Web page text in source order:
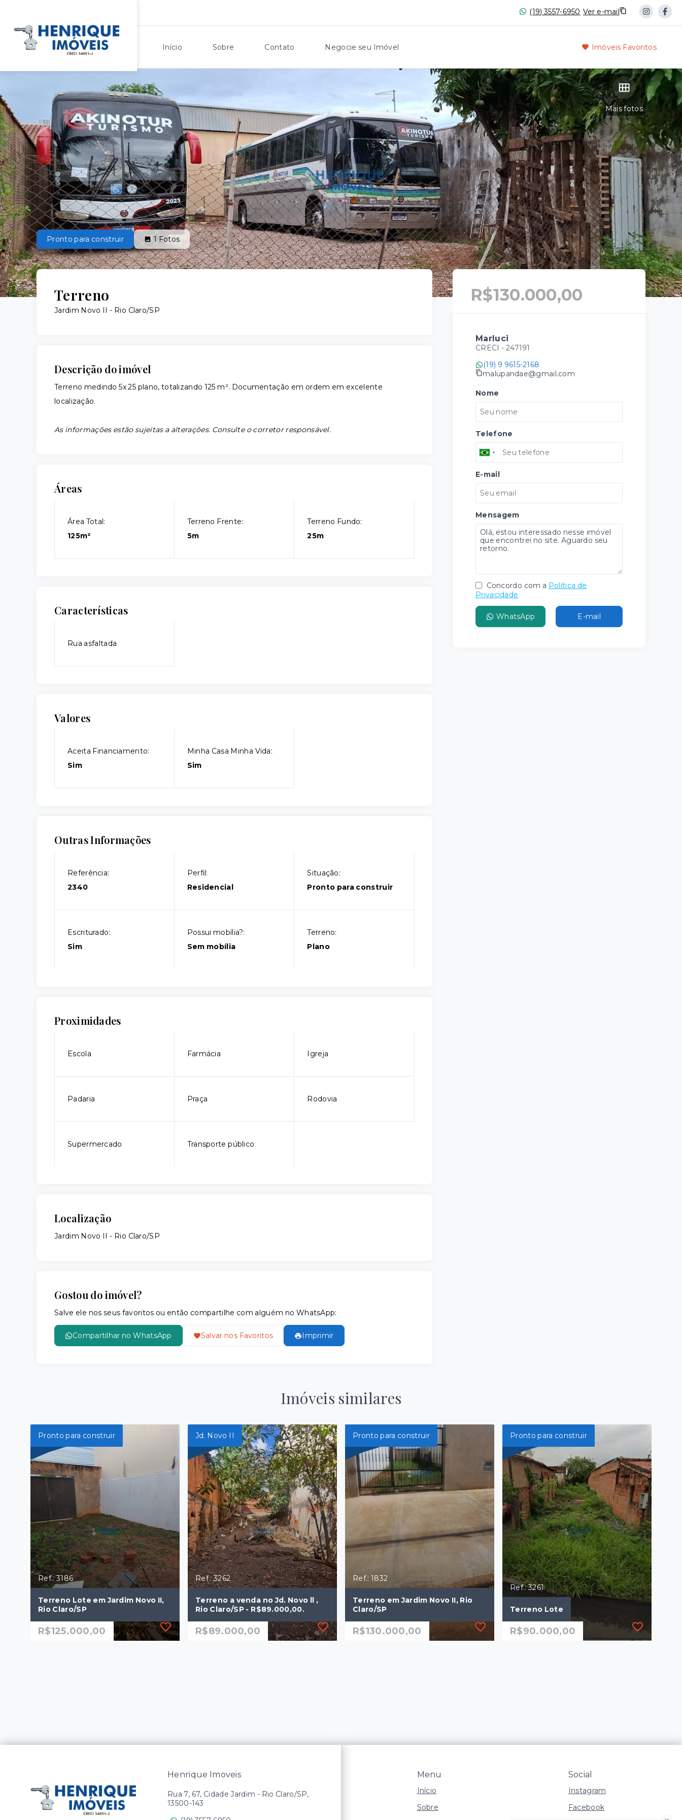
(19) 3557-6950 Ver e-mail
Início Sobre Contato Negocie seu Imóvel Imóveis Favoritos
Mais fotos
Pronto para construir 1 Fotos
Terreno
Jardim Novo II - Rio Claro/SP
Descrição do imóvel
Terreno medindo 5x 25 plano, totalizando 125 m². Documentação em ordem em excelente
localização.
As informações estão sujeitas a alterações. Consulte o corretor responsável.
Áreas
Área Total:
125m²
Terreno Frente:
5m
Terreno Fundo:
25m
Características
Rua asfaltada
Valores
Aceita Financiamento:
Sim
Minha Casa Minha Vida:
Sim
Outras Informações
Referência:
2340
Perfil:
Residencial
Situação:
Pronto para construir
Escriturado:
Sim
Possui mobília?:
Sem mobília
Terreno:
Plano
Proximidades
Escola Farmácia Igreja
Padaria Praça Rodovia
Supermercado Transporte público
Localização
Jardim Novo II - Rio Claro/SP
Gostou do imóvel?
Salve ele nos seus favoritos ou então compartilhe com alguém no WhatsApp:
Compartilhar no WhatsApp Salvar nos Favoritos Imprimir
R$130.000,00
Marluci
CRECI - 247191
(19) 9 9615-2168
malupandae@gmail.com
Nome
Telefone
E-mail
Mensagem
Concordo com a Política de
Privacidade
WhatsApp E-mail
Imóveis similares
Pronto para construir
Ref.: 3186
Terreno Lote em Jardim Novo II,
Rio Claro/SP
R$125.000,00
Jardim Novo II - Rio
Jd. Novo II
Ref.: 3262
Terreno a venda no Jd. Novo ll ,
Rio Claro/SP - R$89.000,00.
R$89.000,00
Jardim Novo II - Rio
Pronto para construir
Ref.: 1832
Terreno em Jardim Novo II, Rio
Claro/SP
R$130.000,00
Jardim Novo II - Rio
Pronto para construir
Ref.: 3261
Terreno Lote
R$90.000,00
Claro/SP
Menu
Início
Sobre
Social
Instagram
Facebook
Henrique Imoveis
Rua 7, 67, Cidade Jardim - Rio Claro/SP,
13500-143